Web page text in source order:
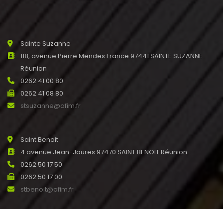
Sainte Suzanne
118, avenue Pierre Mendes France 97441 SAINTE SUZANNE
Réunion
0262 41 00 80
0262 41 08 80
stsuzanne@ofim.fr
Saint Benoit
4 avenue Jean-Jaures 97470 SAINT BENOIT Réunion
0262 50 17 50
0262 50 17 00
stbenoit@ofim.fr